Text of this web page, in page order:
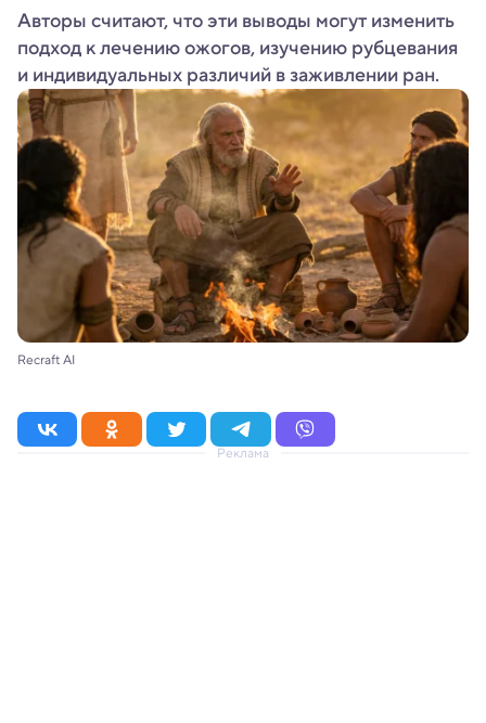
Авторы считают, что эти выводы могут изменить
подход к лечению ожогов, изучению рубцевания
и индивидуальных различий в заживлении ран.
Recraft AI
Реклама